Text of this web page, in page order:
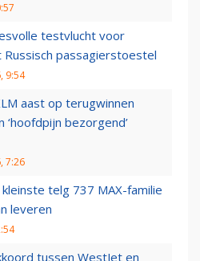
testvlucht voor
Russisch passagierstoestel
9:54
aast op terugwinnen
‘hoofdpijn bezorgend’
7:26
telg 737 MAX-familie
leveren
tussen WestJet en